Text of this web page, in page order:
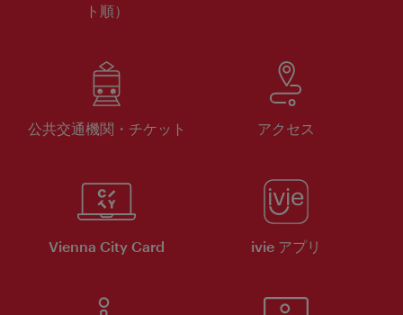
ト順）
公共交通機関・チケット アクセス
Vienna City Card ivie アプリ